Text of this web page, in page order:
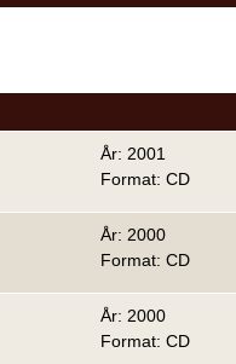
År: 2001
Format: CD
År: 2000
Format: CD
År: 2000
Format: CD